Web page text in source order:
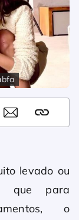
levado ou
que para
o